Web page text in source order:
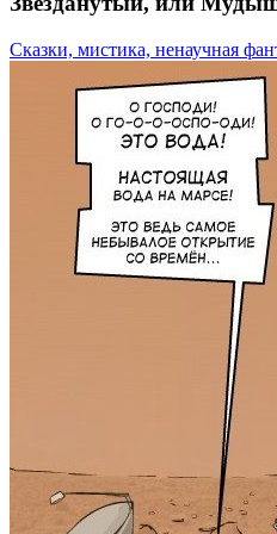
Сказки, мистика, ненаучная